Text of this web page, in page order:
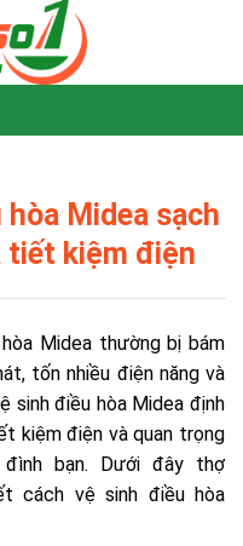
Midea sạch
tiết kiệm điện
Midea thường bị bám
tốn nhiều điện năng và
sinh điều hòa Midea định
kiệm điện và quan trọng
bạn. Dưới đây thợ
cách vệ sinh điều hòa